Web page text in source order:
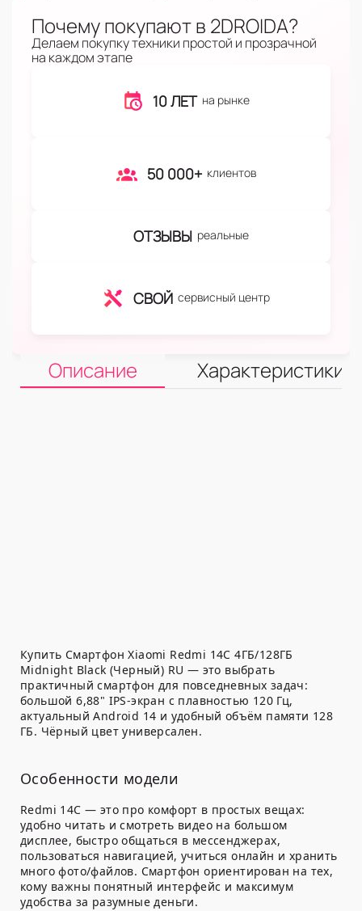
Почему покупают в 2DROIDA?
Делаем покупку техники простой и прозрачной
на каждом этапе
10 ЛЕТ на рынке
50 000+ клиентов
ОТЗЫВЫ реальные
СВОЙ сервисный центр
Описание Характеристики
Купить Смартфон Xiaomi Redmi 14C 4ГБ/128ГБ
Midnight Black (Черный) RU — это выбрать
практичный смартфон для повседневных задач:
большой 6,88" IPS-экран с плавностью 120 Гц,
актуальный Android 14 и удобный объём памяти 128
ГБ. Чёрный цвет универсален.
Особенности модели
Redmi 14C — это про комфорт в простых вещах:
удобно читать и смотреть видео на большом
дисплее, быстро общаться в мессенджерах,
пользоваться навигацией, учиться онлайн и хранить
много фото/файлов. Смартфон ориентирован на тех,
кому важны понятный интерфейс и максимум
удобства за разумные деньги.